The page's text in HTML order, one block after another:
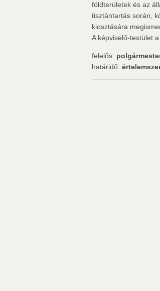
földterületek és az
tisztántartás során,
kiosztására
A képviselő-testület
felelős:
határidő: